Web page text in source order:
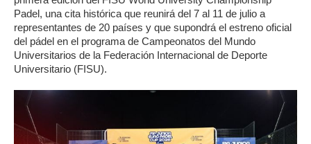
Padel, una cita histórica que reunirá del 7 al 11 de julio a
representantes de 20 países y que supondrá el estreno oficial
del pádel en el programa de Campeonatos del Mundo
Universitarios de la Federación Internacional de Deporte
Universitario (FISU).